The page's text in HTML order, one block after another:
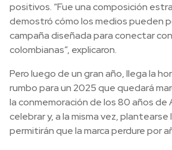
positivos. “Fue una composición
demostró cómo los medios pueden
campaña diseñada para conectar
colombianas”, explicaron.
Pero luego de un gran año, llega la
rumbo para un 2025 que quedará
la conmemoración de los 80 años de
celebrar y, a la misma vez,
permitirán que la marca perdure por